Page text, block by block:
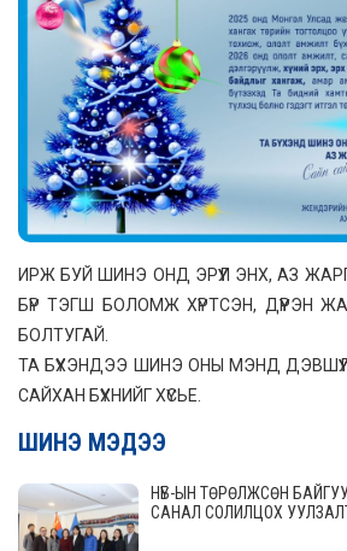
ИРЖ БУЙ ШИНЭ ОНД ЭРҮҮЛ ЭНХ, АЗ
БҮР ТЭГШ БОЛОМЖ ХҮРТСЭН, ДҮҮРЭН
БОЛТУГАЙ.
ТА БҮХЭНДЭЭ ШИНЭ ОНЫ МЭНД
САЙХАН БҮХНИЙГ ХҮСЬЕ.
ШИНЭ МЭДЭЭ
НҮБ-ЫН ТӨРӨЛЖСӨН
САНАЛ СОЛИЛЦОХ